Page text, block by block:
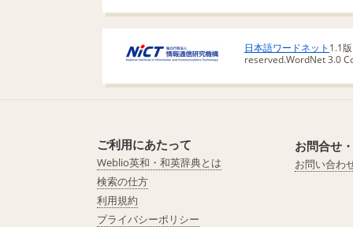
日本語ワードネット 1.1
reserved.WordNet 3.0
ご利用にあたって
Weblio英和・和英辞典とは
検索の仕方
利用規約
プライバシーポリシー
お問合せ
お問い合わ